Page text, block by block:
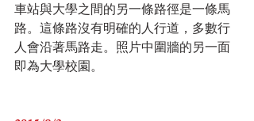
車站與大學之間的另一條路徑是一條馬
路。這條路沒有明確的人行道，多數行
人會沿著馬路走。照片中圍牆的另一面
即為大學校園。